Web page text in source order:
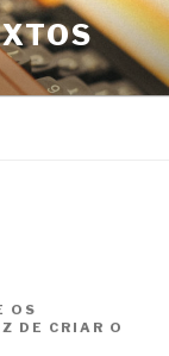
OS
DE CRIAR O